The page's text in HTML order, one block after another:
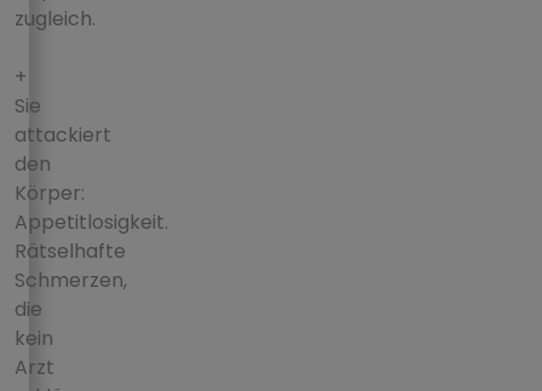
zugleich.
+
Sie
attackiert
den
Körper:
Appetitlosigkeit.
Rätselhafte
Schmerzen,
die
kein
Arzt